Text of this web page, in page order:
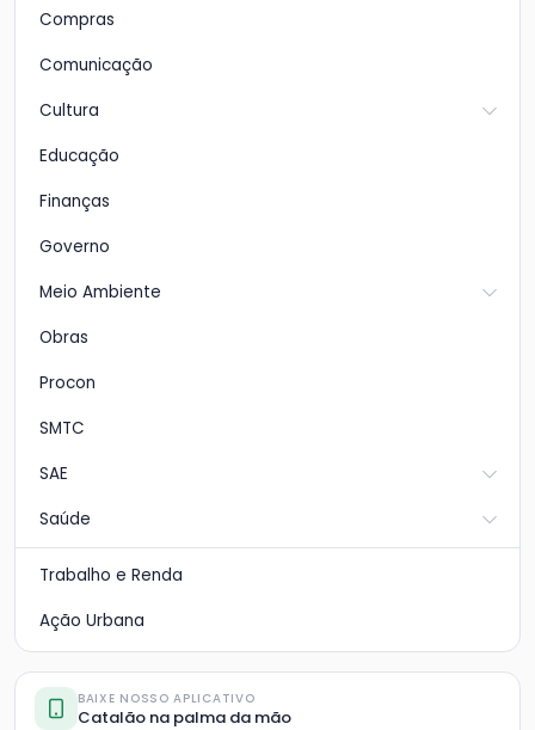
Compras
Comunicação
Cultura
Educação
Finanças
Governo
Meio Ambiente
Obras
Procon
SMTC
SAE
Saúde
Trabalho e Renda
Ação Urbana
BAIXE NOSSO APLICATIVO
Catalão na palma da mão